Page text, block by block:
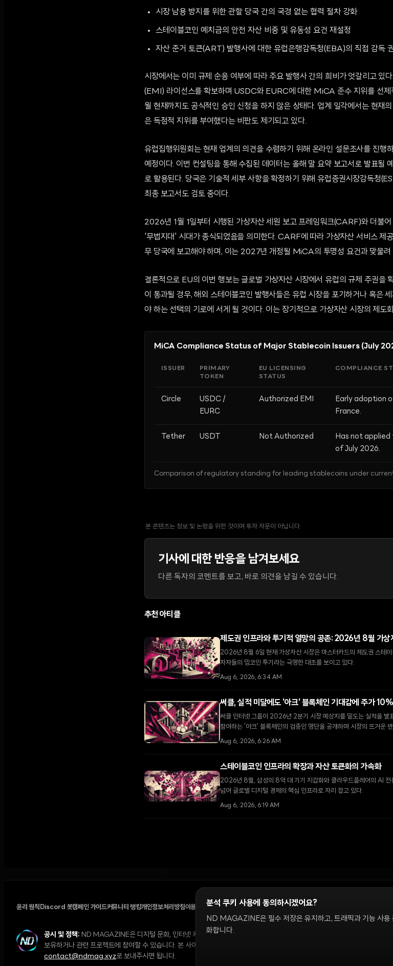
시장 남용 방지를 위한 관할 당국 간의 국경 없는 협력 절차 강화
스테이블코인 예치금의 안전 자산 비중 및 유동성 요건 재설정
자산 준거 토큰(ART) 발행사에 대한 유럽은행감독청(EBA)의 직접 감독
시장에서는 이미 규제 순응 여부에 따라 주요 발행사 간의 희비가 엇갈리고 있
(EMI) 라이선스를 확보하며 USDC와 EURC에 대한 MiCA 준수 지위를 선
월 현재까지도 공식적인 승인 신청을 하지 않은 상태다. 업계 일각에서는 현재
은 독점적 지위를 부여했다는 비판도 제기되고 있다.
유럽집행위원회는 현재 업계의 의견을 수렴하기 위해 온라인 설문조사를 진
예정이다. 이번 컨설팅을 통해 수집된 데이터는 올해 말 요약 보고서로 발표될
로 활용된다. 당국은 기술적 세부 사항을 확정하기 위해 유럽증권시장감독청
최종 보고서도 검토 중이다.
2026년 1월 1일부터 시행된 가상자산 세원 보고 프레임워크(CARF)와 더불
'무법지대' 시대가 종식되었음을 의미한다. CARF에 따라 가상자산 서비스 제
무 당국에 보고해야 하며, 이는 2027년 개정될 MiCA의 투명성 요건과 맞물려
결론적으로 EU의 이번 행보는 글로벌 가상자산 시장에서 유럽의 규제 주권을
이 통과될 경우, 해외 스테이블코인 발행사들은 유럽 시장을 포기하거나 혹은
야 하는 선택의 기로에 서게 될 것이다. 이는 장기적으로 가상자산 시장의 제도
MiCA Compliance Status of Major Stablecoin Issuers (July
ISSUER
PRIMARY
TOKEN
EU LICENSING
STATUS
COMPLIANCE
Circle
USDC /
EURC
Authorized EMI
Early adoption
France.
Tether USDT Not Authorized
Has not
of July 2026.
Comparison of regulatory standing for leading stablecoins under
본 콘텐츠는 정보 및 논평을 위한 것이며 투자 자문이 아닙니다.
기사에 대한 반응을 남겨보세요
다른 독자의 코멘트를 보고, 바로 의견을 남길 수 있습니다.
추천 아티클
제도권 인프라와 투기적 열망의 공존: 2026년 8월 가상
2026년 8월 6일 현재 가상자산 시장은 마스터카드의 제도권 스테
자자들의 밈코인 투기라는 극명한 대조를 보이고 있다.
Aug 6, 2026, 6:34 AM
써클, 실적 미달에도 '아크' 블록체인 기대감에 주가
써클 인터넷 그룹이 2026년 2분기 시장 예상치를 밑도는 실적을 발
참여하는 '아크' 블록체인의 검증인 명단을 공개하며 시장의 뜨거운
Aug 6, 2026, 6:26 AM
스테이블코인 인프라의 확장과 자산 토큰화의 가속화
2026년 8월, 삼성의 8억 대 기기 지갑화와 클라우드플레어의 AI 전
넘어 글로벌 디지털 경제의 핵심 인프라로 자리 잡고 있다.
Aug 6, 2026, 6:19 AM
윤리 원칙 Discord 봇캠페인 가이드커뮤니티 랭킹개인정보처리방침이용약관 쿠키 설정
공시 및 정책: ND MAGAZINE은 디지털 문화, 인터넷 커뮤니티, 온체인 시장을 다룹니다. 편집팀은 독립적으로 운영되며, 필진은
보유하거나 관련 프로젝트에 참여할 수 있습니다. 본 사이트의 의견과 해설은 정보 제공 및 논평을 위한 것이며 투자 자문이 아닙
contact@ndmag.xyz로 보내주시면 됩니다.
분석 쿠키 사용에 동의하시겠어요?
ND MAGAZINE은 필수 저장은 유지하고, 트래픽과 기능 사용
화합니다.